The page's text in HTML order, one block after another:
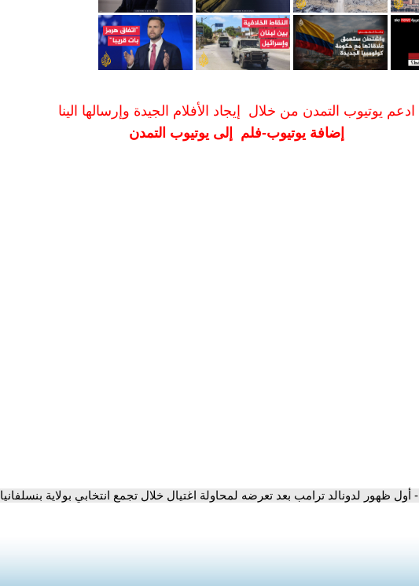
ادعم يوتيوب التمدن من خلال إيجاد الأفلام الجيدة وإرسالها الينا
إضافة يوتيوب-فلم إلى يوتيوب التمدن
- أول ظهور لدونالد ترامب بعد تعرضه لمحاولة اغتيال خلال تجمع انتخابي بولاية بنسلفانيا